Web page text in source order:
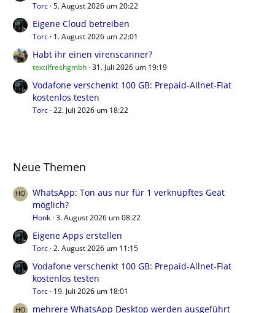
Torc 5. August 2026 um 20:22
Eigene Cloud betreiben
Torc 1. August 2026 um 22:01
Habt ihr einen virenscanner?
textilfreshgmbh 31. Juli 2026 um 19:19
Vodafone verschenkt 100 GB: Prepaid-Allnet-Flat
kostenlos testen
Torc 22. Juli 2026 um 18:22
Neue Themen
WhatsApp: Ton aus nur für 1 verknüpftes Geät
möglich?
Honk 3. August 2026 um 08:22
Eigene Apps erstellen
Torc 2. August 2026 um 11:15
Vodafone verschenkt 100 GB: Prepaid-Allnet-Flat
kostenlos testen
Torc 19. Juli 2026 um 18:01
mehrere WhatsApp Desktop werden ausgeführt